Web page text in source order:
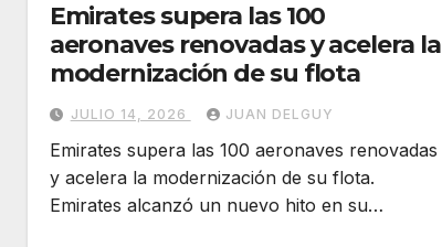
Emirates supera las 100
aeronaves renovadas y acelera la
modernización de su flota
JULIO 14, 2026 JUAN DELGUY
Emirates supera las 100 aeronaves renovadas
y acelera la modernización de su flota.
Emirates alcanzó un nuevo hito en su…